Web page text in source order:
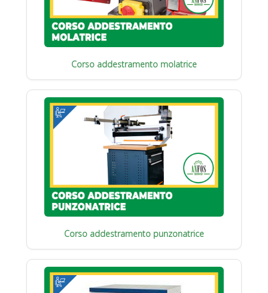
Corso addestramento molatrice
Corso addestramento punzonatrice